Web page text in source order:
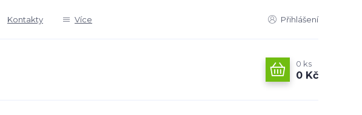
Kontakty Více Přihlášení
0 ks
0 Kč